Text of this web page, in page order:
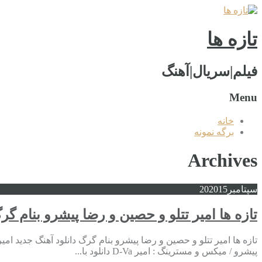
تازه ها
فیلم|سریال|آهنگ
Menu
خانه
برگه نمونه
Archives
سپتامبر 202015
تازه ها امیر تتلو و حصین و رضا پیشرو بنام
پیشرو / میکس و مسترینگ : امیر D-Va دانلود با...